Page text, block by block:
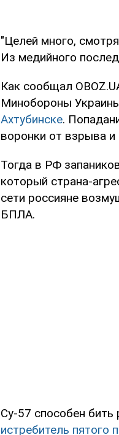
"Целей много,
Из медийного
Как сообщал
Минобороны
Ахтубинске.
воронки от взрыва и
Тогда в РФ
который страна-
сети россияне
БПЛА.
Су-57 способен
истребитель пятого